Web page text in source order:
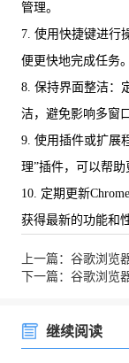
管理。
7. 使用快捷键进行
便更快地完成任务。
8. 保持界面整洁：
洁，避免影响多窗
9. 使用插件或扩展
理”插件，可以帮助
10. 定期更新
获得最新的功能和
上一篇：谷歌浏览
下一篇：谷歌浏览
继续阅读